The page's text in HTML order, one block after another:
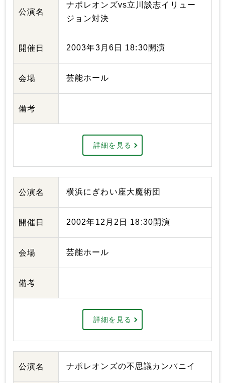
公演名
ナポレオンズvs立川談志イリュー
ジョン対決
開催日 2003年3月6日 18:30開演
会場 芸能ホール
備考
詳細を見る
公演名 横浜にぎわい座大魔術団
開催日 2002年12月2日 18:30開演
会場 芸能ホール
備考
詳細を見る
公演名 ナポレオンズの不思議カンパニイ